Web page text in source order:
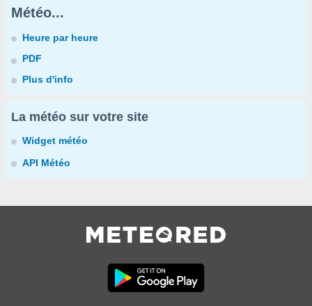
Météo...
Heure par heure
PDF
Plus d'info
La météo sur votre site
Widget météo
API Météo